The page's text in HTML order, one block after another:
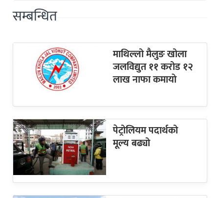
सम्बन्धित
माथिल्लो मैलुङ खोला
जलविद्युत ११ करोड १२
लाख नाफा कमायाे
पेट्रोलियम पदार्थको
मूल्य बढ्यो